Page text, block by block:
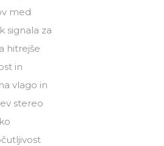
med
signala za
hitrejše
in
vlago in
stereo